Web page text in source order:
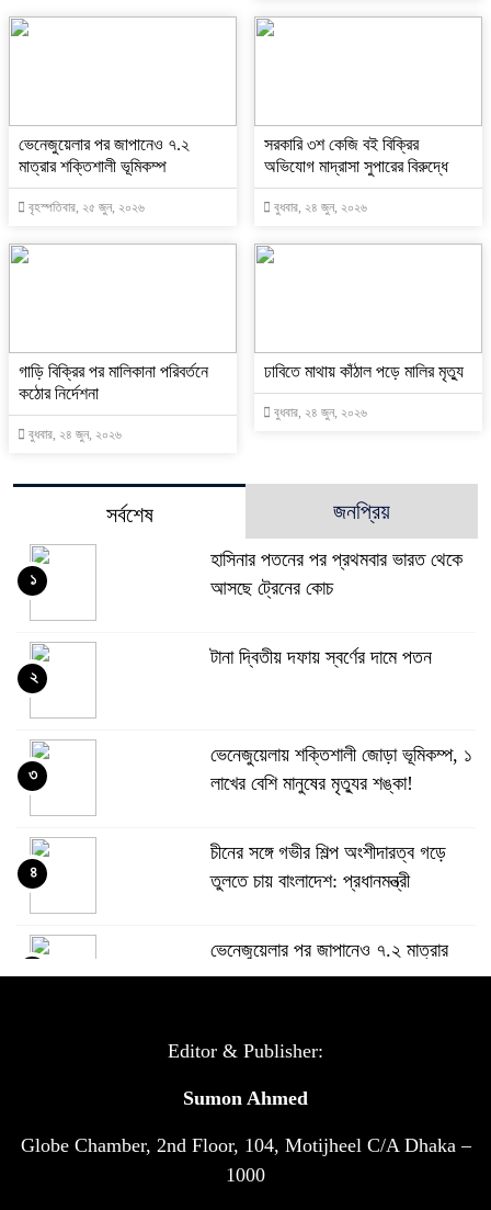
ভেনেজুয়েলার পর জাপানেও ৭.২
মাত্রার শক্তিশালী ভূমিকম্প
বৃহস্পতিবার, ২৫ জুন, ২০২৬
সরকারি ৩শ কেজি বই বিক্রির
অভিযোগ মাদ্রাসা সুপারের বিরুদ্ধে
বুধবার, ২৪ জুন, ২০২৬
গাড়ি বিক্রির পর মালিকানা পরিবর্তনে
কঠোর নির্দেশনা
বুধবার, ২৪ জুন, ২০২৬
ঢাবিতে মাথায় কাঁঠাল পড়ে মালির মৃত্যু
বুধবার, ২৪ জুন, ২০২৬
সর্বশেষ জনপ্রিয়
হাসিনার পতনের পর প্রথমবার ভারত থেকে
আসছে ট্রেনের কোচ
১
টানা দ্বিতীয় দফায় স্বর্ণের দামে পতন
২
ভেনেজুয়েলায় শক্তিশালী জোড়া ভূমিকম্প, ১
লাখের বেশি মানুষের মৃত্যুর শঙ্কা!
৩
চীনের সঙ্গে গভীর শিল্প অংশীদারত্ব গড়ে
তুলতে চায় বাংলাদেশ: প্রধানমন্ত্রী
৪
ভেনেজুয়েলার পর জাপানেও ৭.২ মাত্রার
শক্তিশালী ভূমিকম্প
টানা ৩ ম্যাচে গোল ভিনির, ইতিহাস বলছে
সরকারি ৩শ কেজি বই বিক্রির অভিযোগ
মাদ্রাসা সুপারের বিরুদ্ধে
Editor & Publisher:
Sumon Ahmed
Globe Chamber, 2nd Floor, 104, Motijheel C/A Dhaka –
1000